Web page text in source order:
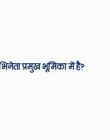
प्रमुख भूमिका में है?